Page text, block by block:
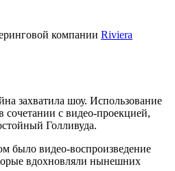
компании Riviera
захватила шоу. Использование
сочетании с видео-проекцией,
Голливуда.
было видео-воспроизведение
вдохновляли нынешних